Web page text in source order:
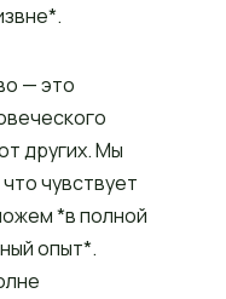
— это
других. Мы
чувствует
*в полной
опыт*.